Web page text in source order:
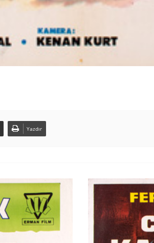
Yazdır